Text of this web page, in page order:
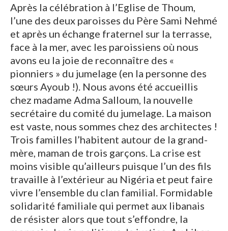
Après la célébration à l’Eglise de Thoum,
l’une des deux paroisses du Père Sami Nehmé
et après un échange fraternel sur la terrasse,
face à la mer, avec les paroissiens où nous
avons eu la joie de reconnaître des «
pionniers » du jumelage (en la personne des
sœurs Ayoub !). Nous avons été accueillis
chez madame Adma Salloum, la nouvelle
secrétaire du comité du jumelage. La maison
est vaste, nous sommes chez des architectes !
Trois familles l’habitent autour de la grand-
mère, maman de trois garçons. La crise est
moins visible qu’ailleurs puisque l’un des fils
travaille à l’extérieur au Nigéria et peut faire
vivre l’ensemble du clan familial. Formidable
solidarité familiale qui permet aux libanais
de résister alors que tout s’effondre, la